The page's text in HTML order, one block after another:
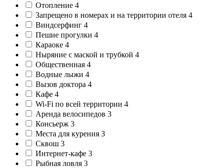
Отопление 4
Запрещено в номерах и на территории отеля 4
Виндсерфинг 4
Пешие прогулки 4
Караоке 4
Ныряние с маской и трубкой 4
Общественная 4
Водные лыжи 4
Вызов доктора 4
Кафе 4
Wi-Fi по всей территории 4
Аренда велосипедов 3
Консьерж 3
Места для курения 3
Сквош 3
Интернет-кафе 3
Рыбная ловля 3